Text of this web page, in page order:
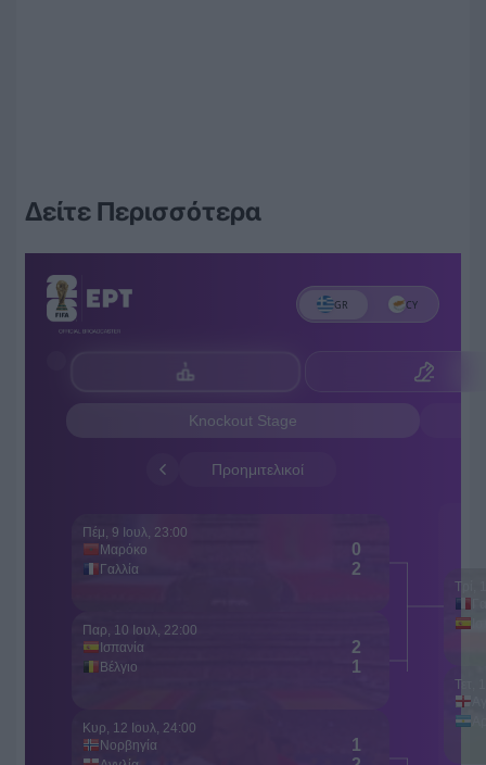
Δείτε Περισσότερα